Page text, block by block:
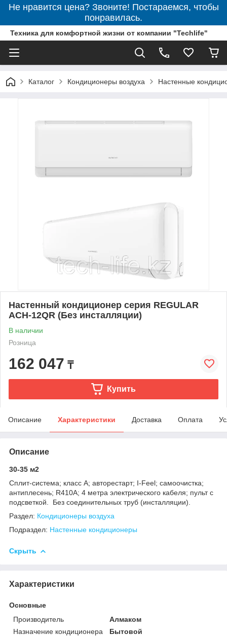
Не нравится цена? Звоните! Постараемся, чтобы
понравилась.
Техника для комфортной жизни от компании "Techlife"
Каталог Кондиционеры воздуха Настенные
Настенный кондиционер серия REGULAR
ACH-12QR (Без инсталляции)
В наличии
Розница
162 047 ₸
Купить
Описание Характеристики Доставка Оплата
Описание
30-35 м2
Сплит-система; класс A; авторестарт; I-Feel; самоочистка;
антиплесень; R410A; 4 метра электрического кабеля; пульт с
подсветкой. Без соединительных труб (инсталляции).
Раздел: Кондиционеры воздуха
Подраздел: Настенные кондиционеры
Скрыть
Характеристики
Основные
Производитель
Алмаком
Назначение кондиционера
Бытовой